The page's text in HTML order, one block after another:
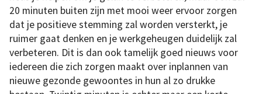
20 minuten buiten zijn met mooi weer ervoor zorgen
dat je positieve stemming zal worden versterkt, je
ruimer gaat denken en je werkgeheugen duidelijk zal
verbeteren. Dit is dan ook tamelijk goed nieuws voor
iedereen die zich zorgen maakt over inplannen van
nieuwe gezonde gewoontes in hun al zo drukke